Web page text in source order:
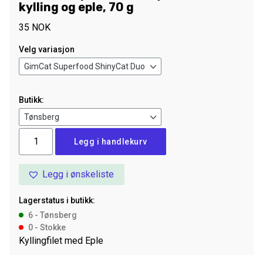
kylling og eple, 70 g
35 NOK
Velg variasjon
Butikk:
Superfood
ShinyCat
Duo
og
eple,
70
g
Legg i handlekurv
Legg i ønskeliste
Lagerstatus i butikk:
6 - Tønsberg
0 - Stokke
Kyllingfilet med Eple